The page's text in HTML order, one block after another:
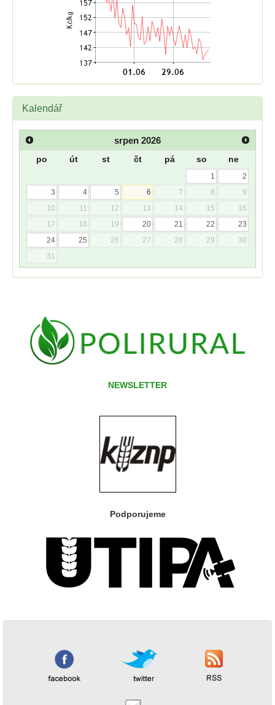
Kalendář
srpen 2026
po út st čt pá so ne
1
2
3
4 5 6 7 8
9
10
11 12 13 14 15
16
17
18 19 20 21 22
23
24
25 26 27 28 29
30
31
NEWSLETTER
Podporujeme